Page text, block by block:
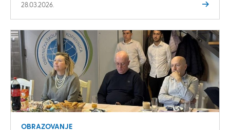
28.03.2026.
OBRAZOVANJE